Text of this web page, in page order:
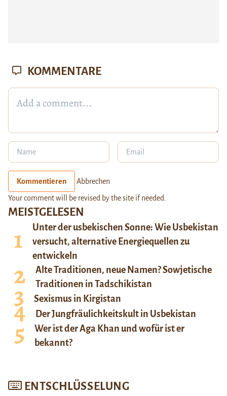
MEISTGELESEN
Unter der usbekischen Sonne: Wie Usbekistan
versucht, alternative Energiequellen zu
entwickeln
Alte Traditionen, neue Namen? Sowjetische
Traditionen in Tadschikistan
Sexismus in Kirgistan
Der Jungfräulichkeitskult in Usbekistan
Wer ist der Aga Khan und wofür ist er
bekannt?
ENTSCHLÜSSELUNG
KOMMENTARE
Kommentieren Abbrechen
Your comment will be revised by the site if needed.